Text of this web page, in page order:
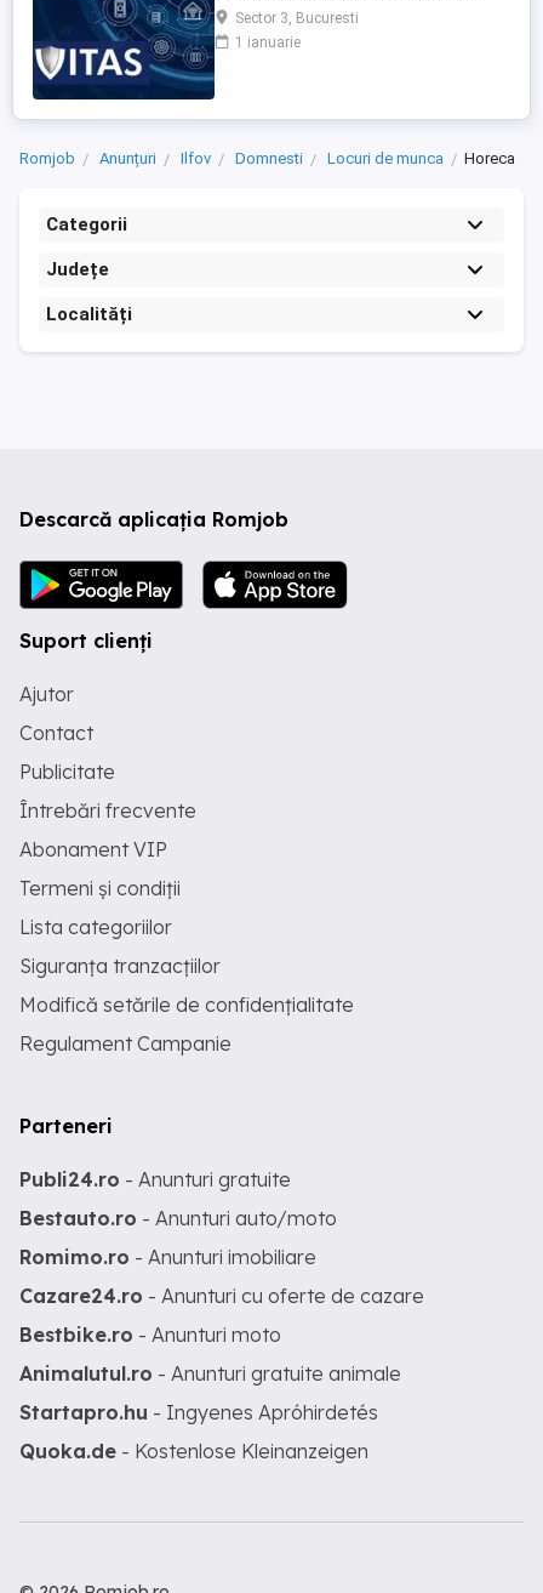
(magazine de haine din mall-urile din
Bucuresti) CONTACT: apel la numarul din
anunt Locatia: Park Lake, metrou Dristor
Garantam Salariu, program, ...
Sector 3, Bucuresti
1 ianuarie
Romjob Anunțuri Ilfov Domnesti Locuri de munca Horeca
Categorii
Județe
Localități
Descarcă aplicația Romjob
Suport clienți
Ajutor
Contact
Publicitate
Întrebări frecvente
Abonament VIP
Termeni și condiții
Lista categoriilor
Siguranța tranzacțiilor
Modifică setările de confidențialitate
Regulament Campanie
Parteneri
Publi24.ro - Anunturi gratuite
Bestauto.ro - Anunturi auto/moto
Romimo.ro - Anunturi imobiliare
Cazare24.ro - Anunturi cu oferte de cazare
Bestbike.ro - Anunturi moto
Animalutul.ro - Anunturi gratuite animale
Startapro.hu - Ingyenes Apróhirdetés
Quoka.de - Kostenlose Kleinanzeigen